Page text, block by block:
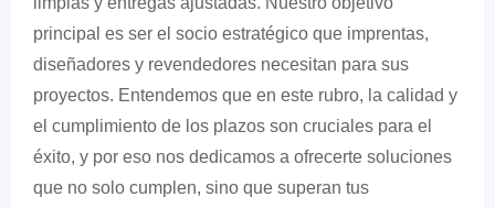
principal es ser el socio estratégico que imprentas,
diseñadores y revendedores necesitan para sus
proyectos. Entendemos que en este rubro, la calidad y
el cumplimiento de los plazos son cruciales para el
éxito, y por eso nos dedicamos a ofrecerte soluciones
que no solo cumplen, sino que superan tus